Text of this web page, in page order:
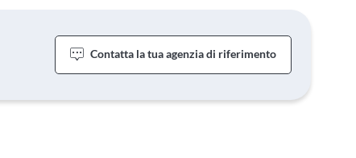
Contatta la tua agenzia di riferimento